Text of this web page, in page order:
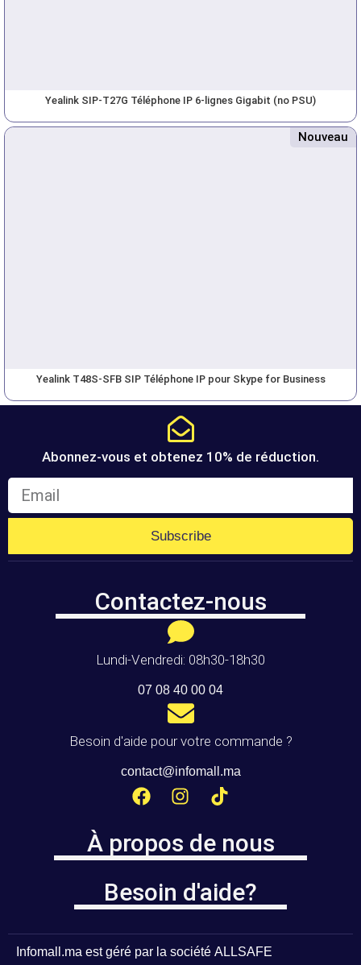
Yealink SIP-T27G Téléphone IP 6-lignes Gigabit (no PSU)
Nouveau
Yealink T48S-SFB SIP Téléphone IP pour Skype for Business
Abonnez-vous et obtenez 10% de réduction.
Subscribe
Contactez-nous
Lundi-Vendredi: 08h30-18h30
07 08 40 00 04
Besoin d'aide pour votre commande ?
contact@infomall.ma
À propos de nous
Besoin d'aide?
Infomall.ma est géré par la société ALLSAFE